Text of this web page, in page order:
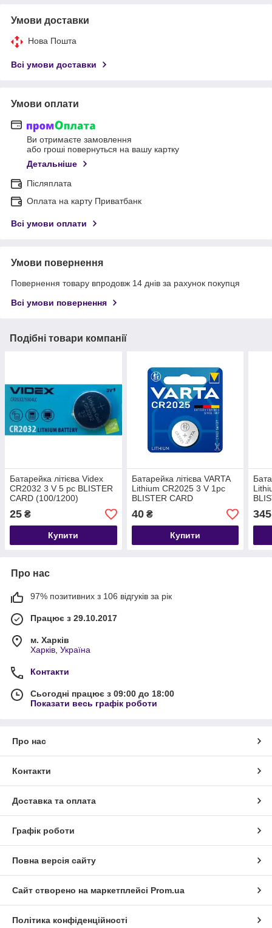
Умови доставки
Нова Пошта
Всі умови доставки
Умови оплати
Ви отримаєте замовлення
або гроші повернуться на вашу картку
Детальніше
Післяплата
Оплата на карту Приватбанк
Всі умови оплати
Умови повернення
Повернення товару впродовж 14 днів за рахунок покупця
Всі умови повернення
Подібні товари компанії
Батарейка літієва Videx
CR2032 3 V 5 pc BLISTER
CARD (100/1200)
25 ₴
Купити
Батарейка літієва VARTA
Lithium CR2025 3 V 1pc
BLISTER CARD
40₴
Купити
345
Про нас
97% позитивних з 106 відгуків за рік
Працює з 29.10.2017
м. Харків
Харків, Україна
Контакти
Сьогодні працює з 09:00 до 18:00
Показати весь графік роботи
Про нас
Контакти
Доставка та оплата
Графік роботи
Повна версія сайту
Сайт створено на маркетплейсі Prom.ua
Політика конфіденційності